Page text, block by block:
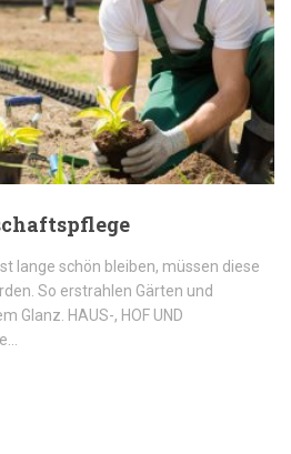
lange schön bleiben, müssen diese
So erstrahlen Gärten und
Glanz. HAUS-, HOF UND